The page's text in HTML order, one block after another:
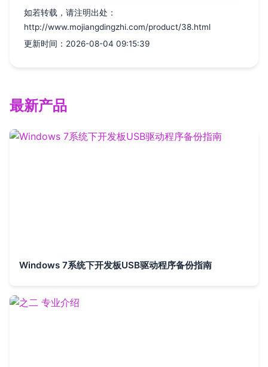
如若转载，请注明出处：
http://www.mojiangdingzhi.com/product/38.html
更新时间：2026-08-04 09:15:39
最新产品
Windows 7系统下开发板USB驱动程序备份指南